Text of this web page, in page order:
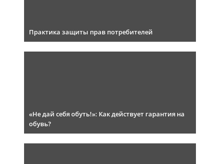
Практика защиты прав потребителей
«Не дай себя обуть!»: Как действует гарантия на
обувь?